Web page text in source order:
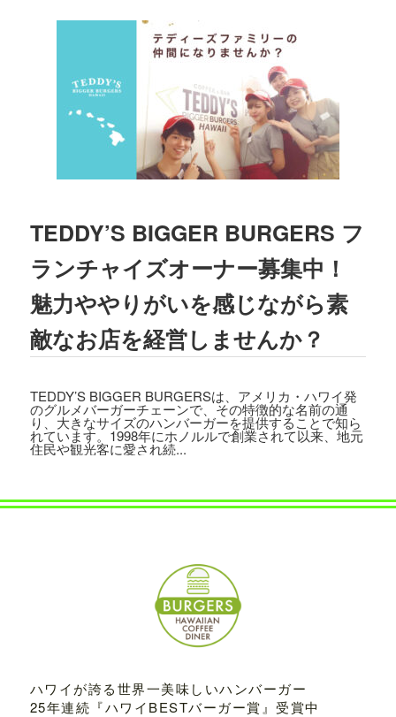
でOPENします。
横浜ワールドポーターズ店がプレオープ
ンしました。
2023.08.09
日之出出版「
Fine 2023年9月号」にて、テ
ディーズビガーバーガー原宿表参道店
が
2023.08.02
Y'S BIGGER BURGERS表参道店の「ギ
た。
2023.07.15
文藝春秋「CREA 2023年夏号」にて、TE
スターバーガー宅配セット 」が紹介され
ました。
2023.07.07
参道店が紹介されました。
「VS魂」にて、
GER BURGERS表参道店の「ギガモンス
ターバーガー」が紹介されました。
DY'S BIGGER BURGERS表参道店が紹介
されました。
TEDDY’S BIGGER BURGERS フ
ランチャイズオーナー募集中！
魅力ややりがいを感じながら素
敵なお店を経営しませんか？
TEDDY’S BIGGER BURGERSは、アメリカ・ハワイ発
のグルメバーガーチェーンで、その特徴的な名前の通
り、大きなサイズのハンバーガーを提供することで知ら
れています。1998年にホノルルで創業されて以来、地元
住民や観光客に愛され続...
ハワイが誇る世界一美味しいハンバーガー
25年連続『ハワイBESTバーガー賞』受賞中